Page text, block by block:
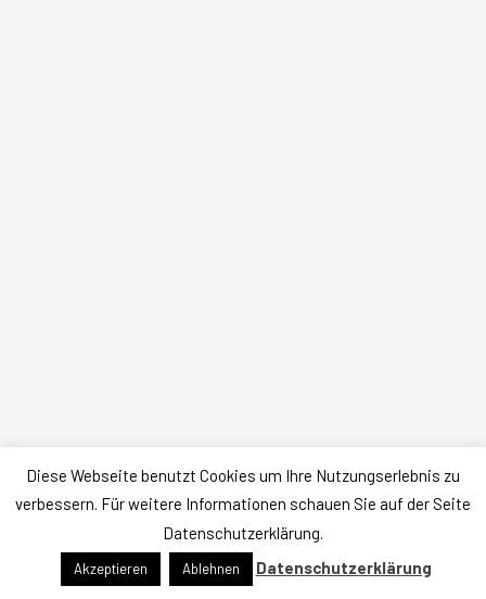
Datenschutz|Impressum
Copyright © 2026 Arbeitssicherheit Olaf THOMES
Präsentiert vonAstra-WordPress-Theme
Diese Webseite benutzt Cookies um Ihre Nutzungserlebnis zu
verbessern. Für weitere Informationen schauen Sie auf der Seite
Datenschutzerklärung.
Akzeptieren Ablehnen Datenschutzerklärung